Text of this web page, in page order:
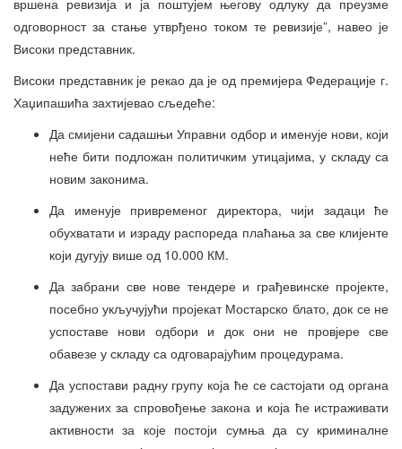
одговорност за стање утврђено током те ревизије”, навео је
Високи представник.
Високи представник је рекао да је од премијера Федерације г.
Хаџипашића захтијевао сљедеће:
Да смијени садашњи Управни одбор и именује нови, који
неће бити подложан политичким утицајима, у складу са
новим законима.
Да именује привременог директора, чији задаци ће
обухватати и израду распореда плаћања за све клијенте
који дугују више од 10.000 КМ.
Да забрани све нове тендере и грађевинске пројекте,
посебно укључујући пројекат Мостарско блато, док се не
успоставе нови одбори и док они не провјере све
обавезе у складу са одговарајућим процедурама.
Да успостави радну групу која ће се састојати од органа
задужених за спровођење закона и која ће истраживати
активности за које постоји сумња да су криминалне